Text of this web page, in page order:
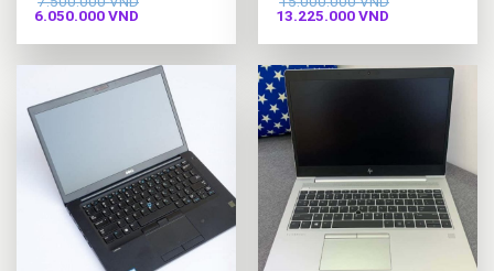
Giá
là:
6.050.000VND
tại
6.050.000 VND.
Giá
là:
13.225.000VND
tại
13.225.000